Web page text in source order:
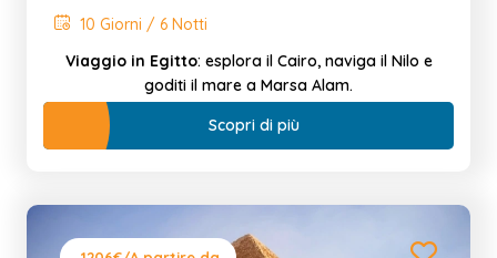
10 Giorni / 6 Notti
Viaggio in Egitto: esplora il Cairo, naviga il Nilo e
goditi il mare a Marsa Alam.
Scopri di più